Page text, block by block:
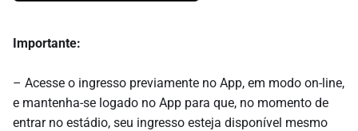
Importante:
– Acesse o ingresso previamente no App, em modo on-line,
e mantenha-se logado no App para que, no momento de
entrar no estádio, seu ingresso esteja disponível mesmo